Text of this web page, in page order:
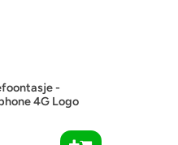
-
4G Logo